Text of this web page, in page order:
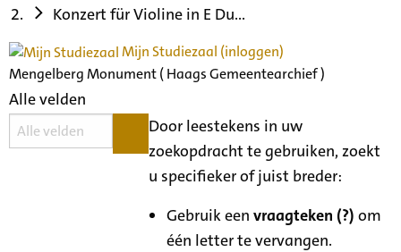
Konzert für Violine in E Du...
Mijn Studiezaal (inloggen)
Mengelberg Monument ( Haags Gemeentearchief )
Alle velden
Door leestekens in uw
zoekopdracht te gebruiken, zoekt
u specifieker of juist breder:
Gebruik eenvraagteken (?) om
één letter te vervangen.